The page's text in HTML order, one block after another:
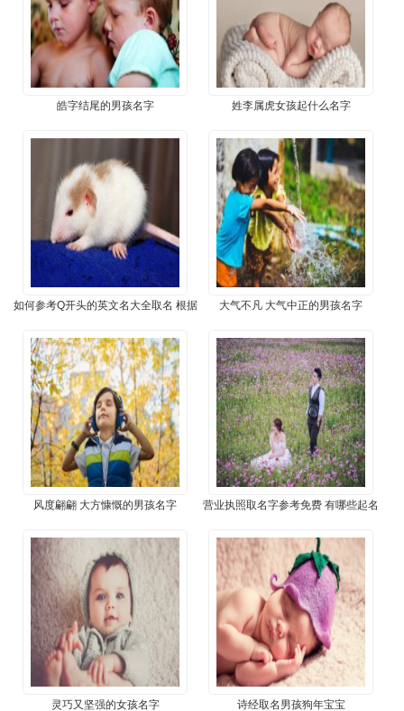
​皓字结尾的男孩名字 ​姓李属虎女孩起什么名字
​如何参考Q开头的英文名大全取名 根据
​大气不凡 大气中正的男孩名字
​风度翩翩 大方慷慨的男孩名字
​营业执照取名字参考免费 有哪些起名
​灵巧又坚强的女孩名字 ​诗经取名男孩狗年宝宝